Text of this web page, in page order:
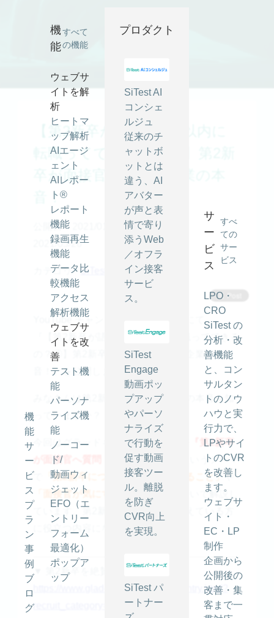
機
能
サ
ー
ビ
ス
プ
ラ
ン
事
例
ブ
ロ
グ
機
能
すべて
の機能
ウェブサ
イトを解
析
ヒートマ
ップ解析
AIエージ
ェント
AIレポー
ト®
レポート
機能
録画再生
機能
データ比
較機能
アクセス
解析機能
ウェブサ
イトを改
善
テスト機
能
パーソナ
ライズ機
能
ノーコー
ド/
動画ウィ
ジェット
EFO（エ
ントリー
フォーム
最適化）
ポップア
ップ
プロダクト
SiTest AI
コンシェ
ルジュ
従来のチ
ャットボ
ットとは
違う、AI
アバター
が声と表
情で寄り
添うWeb
／オフラ
イン接客
サービ
ス。
SiTest
Engage
動画ポッ
プアップ
やパーソ
ナライズ
で行動を
促す動画
接客ツー
ル。離脱
を防ぎ
CVR向上
を実現。
SiTest パ
ートナー
サ
ー
ビ
ス
すべ
ての
サー
ビス
LPO・
CRO
SiTest の
分析・改
善機能
と、コン
サルタン
トのノウ
ハウと実
行力で、
LPやサイ
トのCVR
を改善し
ます。
ウェブサ
イト・
EC・LP
制作
企画から
公開後の
改善・集
客まで一
【第2新卒が語る！3年以内に
転職ってできるの？④】第2新
卒が面接官へ質問！企業の本
音！
公開日：2021/01/19 最終更新日：
2021/05/26
カテゴリ -SiTest TV
YouTube チャンネル「SiTest TV」にて、
『【第2新卒が語る！3年以内に転職ってできる
の？④】第2新卒が面接官へ質問！企業の本
音！』を公開しました。
みなさんは第2新卒に対しての企業の本音を知
っていますか？
今回はグラッドキューブの面接官が
『第2新卒
が面接官へ質問！企業の本音！』
というテーマ
「第2新卒について企業側が感じること」や
「面接官が気にするポイント」
について解説し
ています。第2新卒の方や転職を考えている方
に役立つ内容になっています！
▼ 第2新卒を絶賛募集中です！
https://www.glad-cube.com/recruit/entry.html?
recruit_category=career